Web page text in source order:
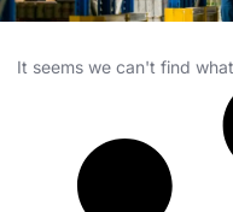
It seems we can't find